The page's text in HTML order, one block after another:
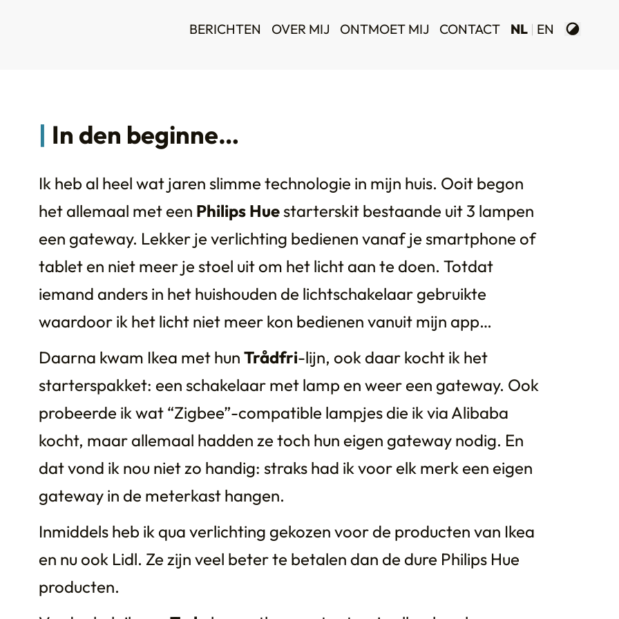
BERICHTEN OVER MIJ ONTMOET MIJ CONTACT NL EN
In den beginne…
Ik heb al heel wat jaren slimme technologie in mijn huis. Ooit begon
het allemaal met een Philips Huestarterskit bestaande uit 3 lampen
een gateway. Lekker je verlichting bedienen vanaf je smartphone of
tablet en niet meer je stoel uit om het licht aan te doen. Totdat
iemand anders in het huishouden de lichtschakelaar gebruikte
waardoor ik het licht niet meer kon bedienen vanuit mijn app…
Daarna kwam Ikea met hun Trådfri-lijn, ook daar kocht ik het
starterspakket: een schakelaar met lamp en weer een gateway. Ook
probeerde ik wat “Zigbee”-compatible lampjes die ik via Alibaba
kocht, maar allemaal hadden ze toch hun eigen gateway nodig. En
dat vond ik nou niet zo handig: straks had ik voor elk merk een eigen
gateway in de meterkast hangen.
Inmiddels heb ik qua verlichting gekozen voor de producten van Ikea
en nu ook Lidl. Ze zijn veel beter te betalen dan de dure Philips Hue
producten.